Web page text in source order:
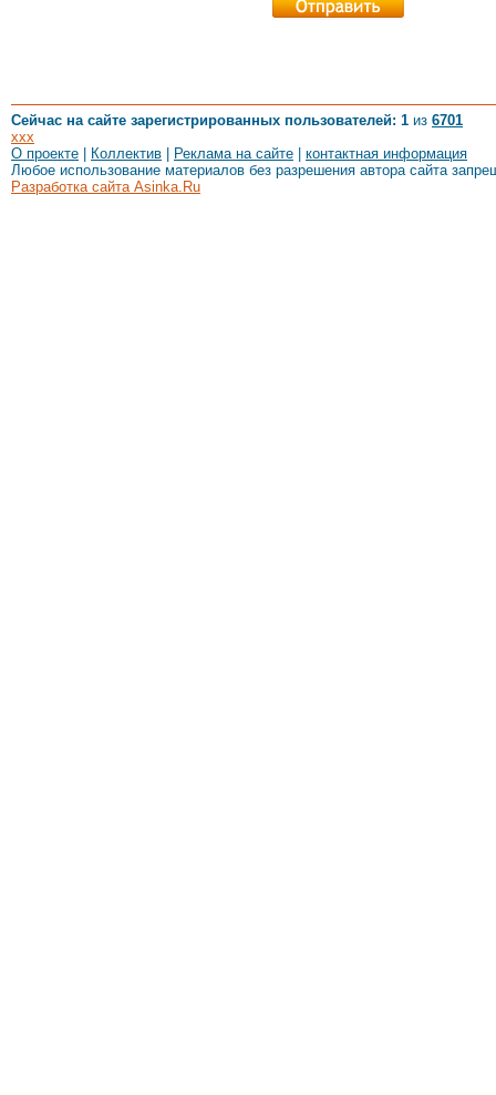
Сейчас на сайте зарегистрированных пользователей: 1 из 6701
xxx
О проекте
Коллектив Реклама на сайте
контактная информация
Любое использование материалов без разрешения автора сайта
Разработка сайта Asinka.Ru